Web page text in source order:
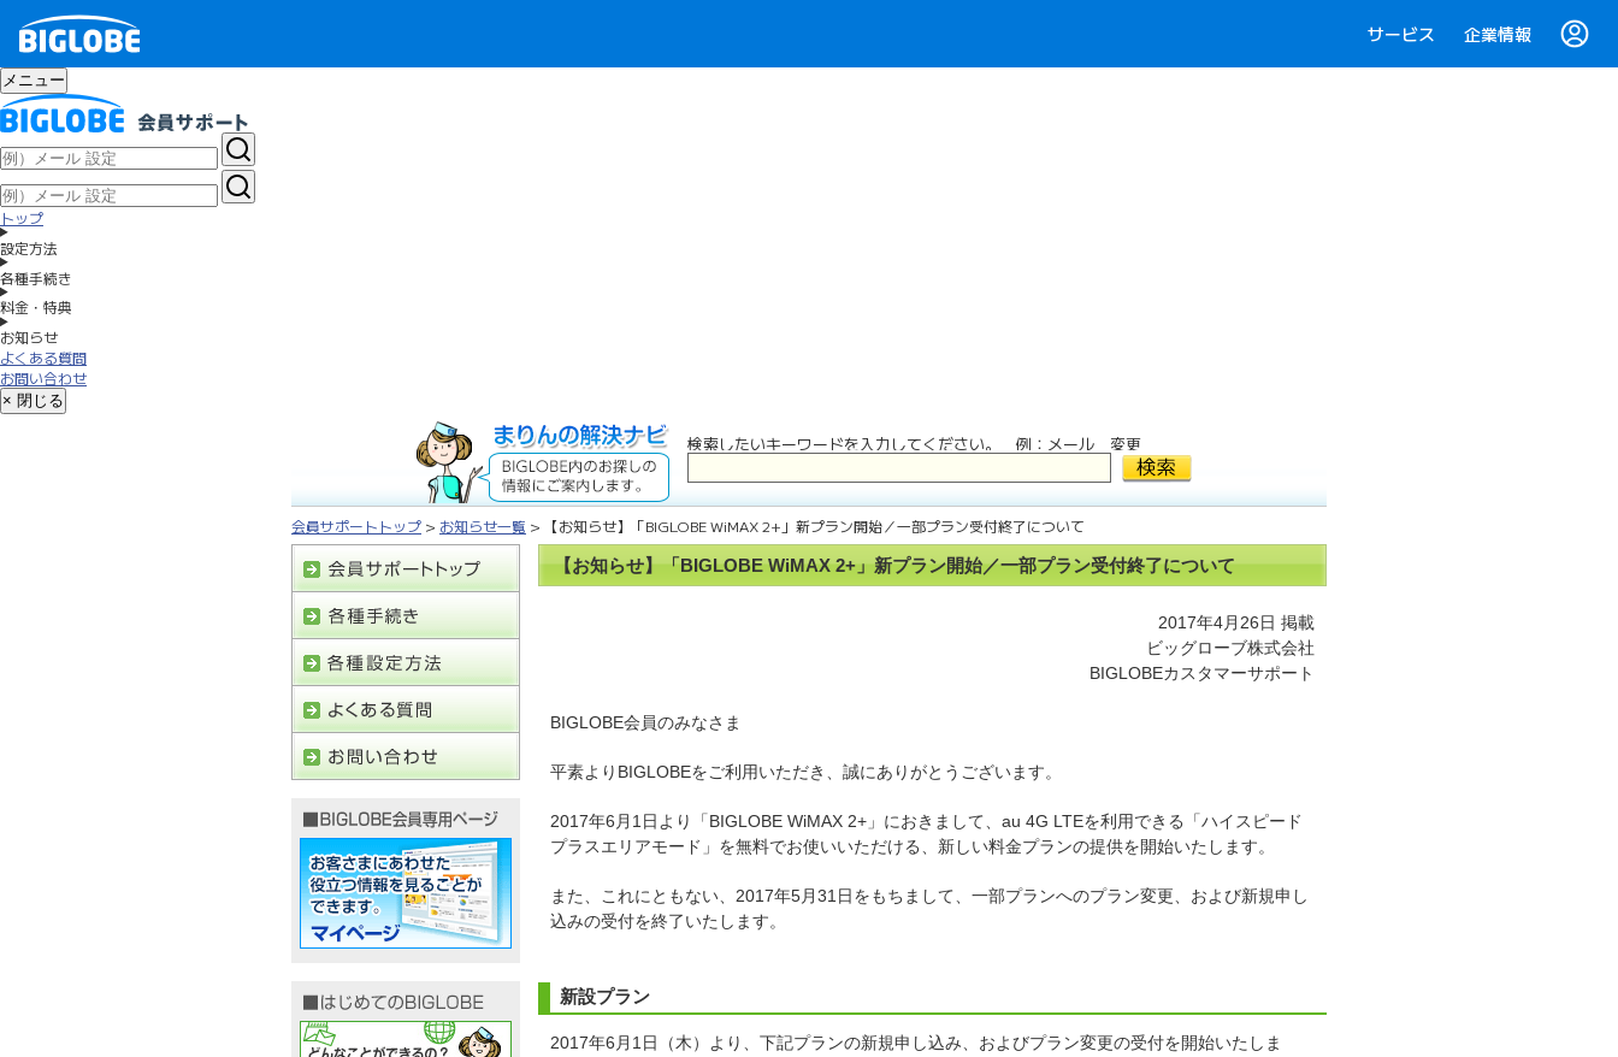
サービス 企業情報
メニュー
トップ
設定方法
各種手続き
料金・特典
お知らせ
よくある質問
お問い合わせ
× 閉じる
検索したいキーワードを入力してください。 例：メール 変更
会員サポートトップ > お知らせ一覧 > 【お知らせ】「BIGLOBE WiMAX 2+」新プラン開始／一部プラン受付終了について
【お知らせ】「BIGLOBE WiMAX 2+」新プラン開始／一部プラン受付終了について
2017年4月26日 掲載
ビッグローブ株式会社
BIGLOBEカスタマーサポート
BIGLOBE会員のみなさま
平素よりBIGLOBEをご利用いただき、誠にありがとうございます。
2017年6月1日より「BIGLOBE WiMAX 2+」におきまして、au 4G LTEを利用できる「ハイスピード
プラスエリアモード」を無料でお使いいただける、新しい料金プランの提供を開始いたします。
また、これにともない、2017年5月31日をもちまして、一部プランへのプラン変更、および新規申し
込みの受付を終了いたします。
新設プラン
2017年6月1日（木）より、下記プランの新規申し込み、およびプラン変更の受付を開始いたしま